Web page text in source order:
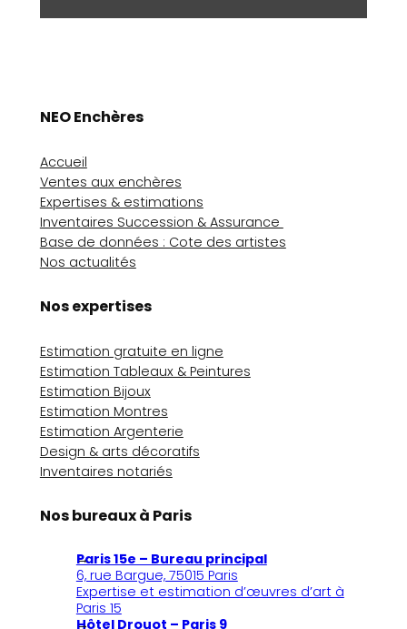
NEO Enchères
Accueil
Ventes aux enchères
Expertises & estimations
Inventaires Succession & Assurance
Base de données : Cote des artistes
Nos actualités
Nos expertises
Estimation gratuite en ligne
Estimation Tableaux & Peintures
Estimation Bijoux
Estimation Montres
Estimation Argenterie
Design & arts décoratifs
Inventaires notariés
Nos bureaux à Paris
Paris 15e – Bureau principal
6, rue Bargue, 75015 Paris
Expertise et estimation d’œuvres d’art à
Paris 15
Hôtel Drouot – Paris 9